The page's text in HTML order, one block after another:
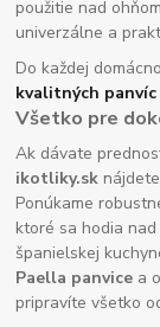
použitie nad
univerzálne a
Do každej
kvalitných panvíc
Všetko pre
Ak dávate
ikotliky.sk
Ponúkame
ktoré sa hodia
španielskej
Paella panvice a
pripravíte všetko